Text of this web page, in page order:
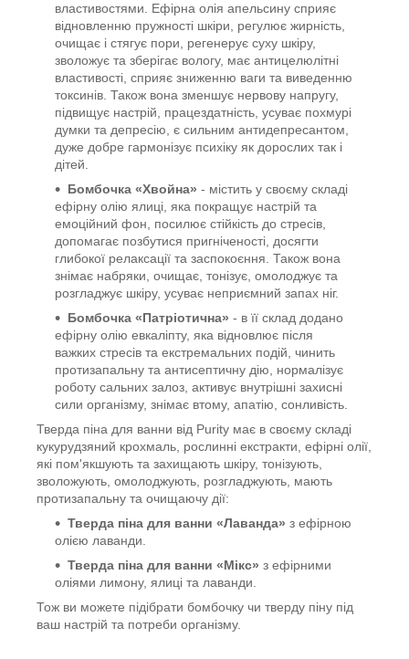
властивостями. Ефірна олія апельсину сприяє
відновленню пружності шкіри, регулює жирність,
очищає і стягує пори, регенерує суху шкіру,
зволожує та зберігає вологу, має антицелюлітні
властивості, сприяє зниженню ваги та виведенню
токсинів. Також вона зменшує нервову напругу,
підвищує настрій, працездатність, усуває похмурі
думки та депресію, є сильним антидепресантом,
дуже добре гармонізує психіку як дорослих так і
дітей.
Бомбочка «Хвойна» - містить у своєму складі
ефірну олію ялиці, яка покращує настрій та
емоційний фон, посилює стійкість до стресів,
допомагає позбутися пригніченості, досягти
глибокої релаксації та заспокоєння. Також вона
знімає набряки, очищає, тонізує, омолоджує та
розгладжує шкіру, усуває неприємний запах ніг.
Бомбочка «Патріотична» - в її склад додано
ефірну олію евкаліпту, яка відновлює після
важких стресів та екстремальних подій, чинить
протизапальну та антисептичну дію, нормалізує
роботу сальних залоз, активує внутрішні захисні
сили організму, знімає втому, апатію, сонливість.
Тверда піна для ванни від Purity має в своєму складі
кукурудзяний крохмаль, рослинні екстракти, ефірні олії,
які пом'якшують та захищають шкіру, тонізують,
зволожують, омолоджують, розгладжують, мають
протизапальну та очищаючу дії:
Тверда піна для ванни «Лаванда» з ефірною
олією лаванди.
Тверда піна для ванни «Мікс» з ефірними
оліями лимону, ялиці та лаванди.
Тож ви можете підібрати бомбочку чи тверду піну під
ваш настрій та потреби організму.